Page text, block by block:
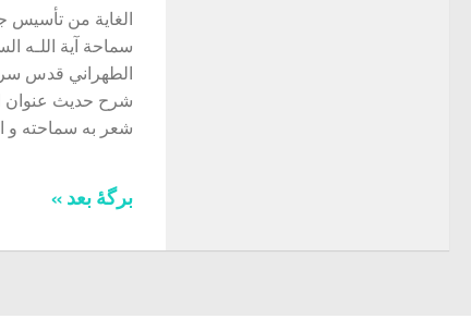
الغاية من
سماحة آية اللـه
الطهراني قدس
شرح حديث عنوان
شعر به سماحته و
برگهٔ بعد »